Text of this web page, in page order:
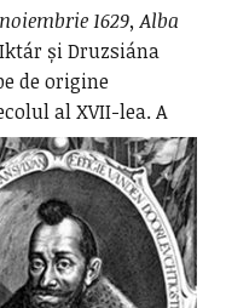
1629, Alba
și Druzsiána
de origine
al XVII-lea.A